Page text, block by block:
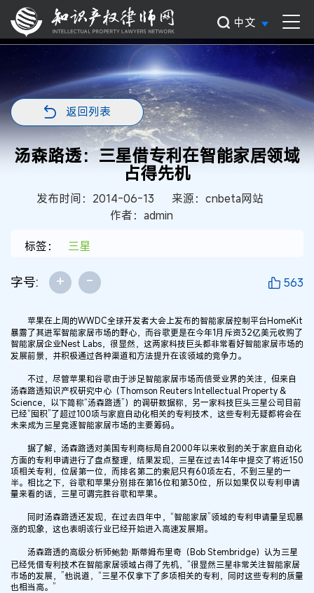
中文
返回列表
汤森路透：三星借专利在智能家居领域
占得先机
发布时间：2014-06-13
来源：cnbeta网站
作者：admin
标签：
三星
字号: + - 563
苹果在上周的WWDC全球开发者大会上发布的智能家居控制平台HomeKit
暴露了其进军智能家居市场的野心，而谷歌更是在今年1月斥资32亿美元收购了
智能家居企业Nest Labs，很显然，这两家科技巨头都非常看好智能家居市场的
发展前景，并积极通过各种渠道和方法提升在该领域的竞争力。
不过，尽管苹果和谷歌由于涉足智能家居市场而倍受业界的关注，但来自
汤森路透知识产权研究中心（Thomson Reuters Intellectual Property &
Science，以下简称“汤森路透”）的调研数据称，另一家科技巨头三星公司目前
已经“囤积”了超过100项与家庭自动化相关的专利技术，这些专利无疑都将会在
未来成为三星竞逐智能家居市场的主要筹码。
据了解，汤森路透对美国专利商标局自2000年以来收到的关于家庭自动化
方面的专利申请进行了盘点整理，结果发现，三星在过去14年中提交了将近150
项相关专利，位居第一位，而排名第二的索尼只有60项左右，不到三星的一
半。相比之下，谷歌和苹果分别排在第16位和第30位，所以如果仅以专利申请
量来看的话，三星可谓完胜谷歌和苹果。
同时汤森路透还发现，在过去四年中，“智能家居”领域的专利申请量呈现暴
涨的现象，这也表明该行业已经开始进入高速发展期。
汤森路透的高级分析师鲍勃·斯蒂姆布里奇（Bob Stembridge）认为三星
已经凭借专利技术在智能家居领域占得了先机，“很显然三星非常关注智能家居
市场的发展，”他说道，“三星不仅拿下了多项相关的专利，同时这些专利的质量
也相当高。”